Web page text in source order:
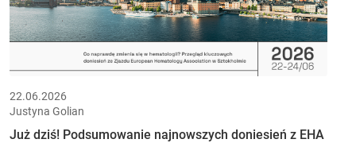
22.06.2026
Justyna Golian
Już dziś! Podsumowanie najnowszych doniesień z EHA